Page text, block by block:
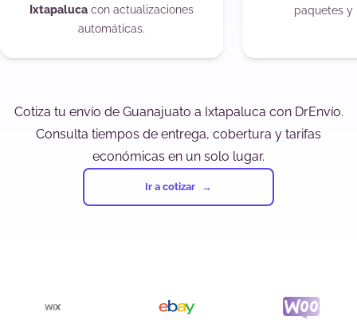
Ixtapaluca con actualizaciones
automáticas.
paquetes y
Cotiza tu envío de Guanajuato a Ixtapaluca con DrEnvío.
Consulta tiempos de entrega, cobertura y tarifas
económicas en un solo lugar.
Ir a cotizar